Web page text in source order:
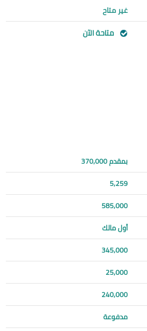
غير متاح
متاحة الآن
بمقدم 370,000
5,259
585,000
أول مالك
345,000
25,000
240,000
مدفوعة